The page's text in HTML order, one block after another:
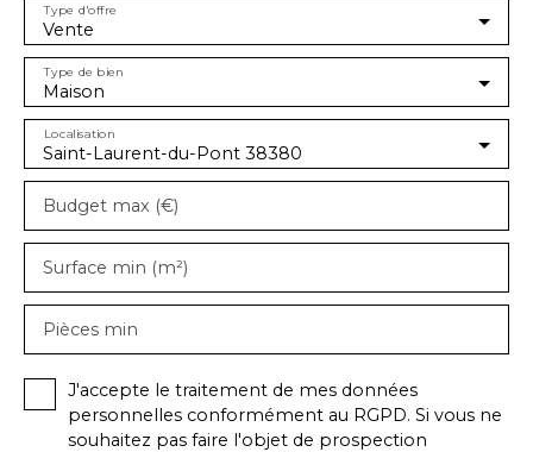
Vente
Type d'offre
Maison
Type de bien
Saint-Laurent-du-Pont 38380
Localisation
Budget max (€)
Surface min (m²)
Pièces min
J'accepte le traitement de mes données
personnelles conformément au RGPD. Si vous ne
souhaitez pas faire l'objet de prospection